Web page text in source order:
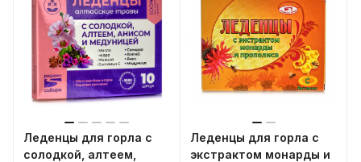
Леденцы для горла с
солодкой, алтеем,
Леденцы для горла с
экстрактом монарды и